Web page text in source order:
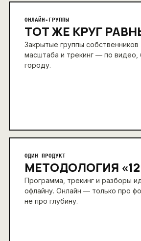
ОНЛАЙН-ГРУППЫ
ТОТ ЖЕ КРУГ
Закрытые группы собственников
масштаба и трекинг — по видео,
городу.
ОДИН ПРОДУКТ
МЕТОДОЛОГИЯ
Программа, трекинг и разборы
офлайну. Онлайн — только про
не про глубину.